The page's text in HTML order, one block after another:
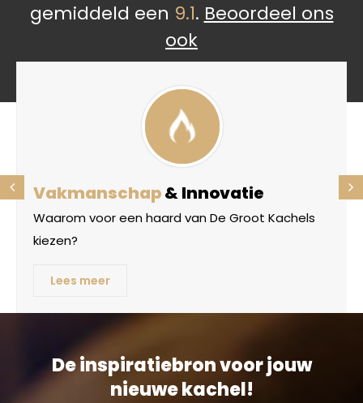
gemiddeld een 9.1. Beoordeel ons
ook
Vakmanschap& Innovatie
Waarom voor een haard van De Groot Kachels
kiezen?
Lees meer
De inspiratiebron voor jouw
nieuwe kachel!